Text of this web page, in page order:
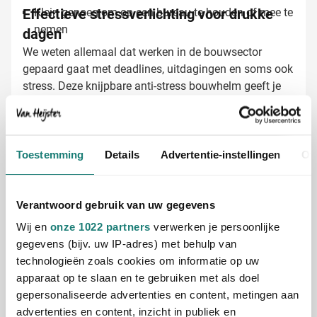
Toestemming Details Advertentie-instellingen
Verantwoord gebruik van uw gegevens
Wij en onze 1022 partners verwerken je persoonlijke
gegevens (bijv. uw IP-adres) met behulp van
technologieën zoals cookies om informatie op uw
apparaat op te slaan en te gebruiken met als doel
gepersonaliseerde advertenties en content, metingen aan
advertenties en content, inzicht in publiek en
Klein genoeg om op een bureau te houden of mee te
nemen
Effectieve stressverlichting voor drukke
dagen
We weten allemaal dat werken in de bouwsector
gepaard gaat met deadlines, uitdagingen en soms ook
stress. Deze knijpbare anti-stress bouwhelm geeft je
een praktische uitlaatklep om spanningen letterlijk
weg te knijpen tijdens vergaderingen of
ontworpen om herhaaldelijk in te knijpen zonder zijn
vorm te verliezen.
Anti-stress bouwhelm laten bedrukken
met logo
jouw anti-stress bouwhelm een opvallende
promotietool:
Met je bedrijfslogo in één of meerdere kleuren
Met een passende slogan of tekst naar keuze
Lasergravering mogelijk voor een extra
professionele uitstraling
Gratis digitaal voorbeeld van je bedrukte anti-